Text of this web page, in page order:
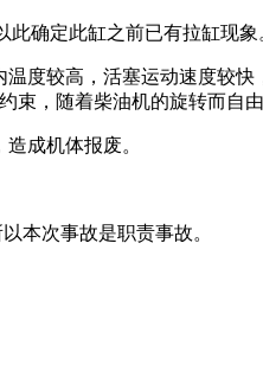
确定此缸之前已有拉缸现象
度较高，活塞运动速度较
，随着柴油机的旋转而自
成机体报废。
本次事故是职责事故。